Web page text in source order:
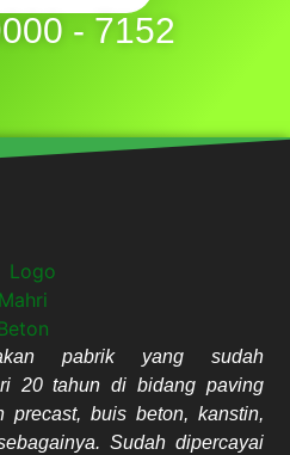
- 7152
pabrik yang sudah
20 tahun di bidang paving
precast, buis beton, kanstin,
Sudah dipercayai